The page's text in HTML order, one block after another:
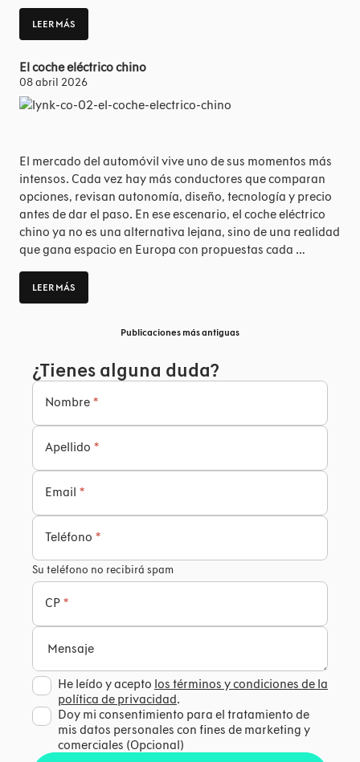
LEER MÁS
El coche eléctrico chino
08 abril 2026
El mercado del automóvil vive uno de sus momentos más
intensos. Cada vez hay más conductores que comparan
opciones, revisan autonomía, diseño, tecnología y precio
antes de dar el paso. En ese escenario, el coche eléctrico
chino ya no es una alternativa lejana, sino de una realidad
que gana espacio en Europa con propuestas cada …
LEER MÁS
Publicaciones más antiguas
¿Tienes alguna duda?
Nombre *
Apellido *
Email *
Teléfono *
Su teléfono no recibirá spam
CP *
Mensaje
He leído y acepto los términos y condiciones de la
política de privacidad.
Doy mi consentimiento para el tratamiento de
mis datos personales con fines de marketing y
comerciales (Opcional)